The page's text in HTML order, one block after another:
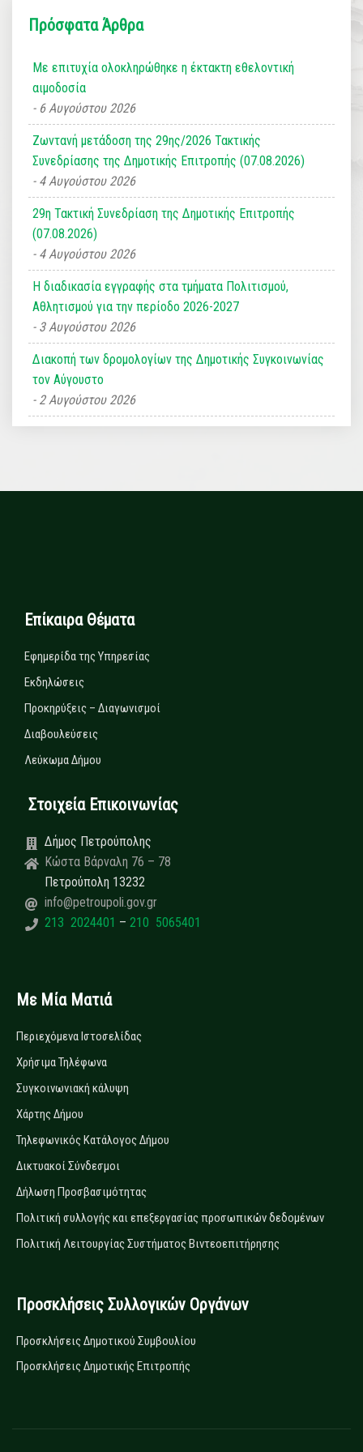
Πρόσφατα Άρθρα
Με επιτυχία ολοκληρώθηκε η έκτακτη εθελοντική
αιμοδοσία
6 Αυγούστου 2026
Ζωντανή μετάδοση της 29ης/2026 Τακτικής
Συνεδρίασης της Δημοτικής Επιτροπής (07.08.2026)
4 Αυγούστου 2026
29η Τακτική Συνεδρίαση της Δημοτικής Επιτροπής
(07.08.2026)
4 Αυγούστου 2026
Η διαδικασία εγγραφής στα τμήματα Πολιτισμού,
Αθλητισμού για την περίοδο 2026-2027
3 Αυγούστου 2026
Διακοπή των δρομολογίων της Δημοτικής Συγκοινωνίας
τον Αύγουστο
2 Αυγούστου 2026
Επίκαιρα Θέματα
Εφημερίδα της Υπηρεσίας
Εκδηλώσεις
Προκηρύξεις – Διαγωνισμοί
Διαβουλεύσεις
Λεύκωμα Δήμου
Στοιχεία Επικοινωνίας
Δήμος Πετρούπολης
Κώστα Βάρναλη 76 – 78
Πετρούπολη 13232
info@petroupoli.gov.gr
213 2024401 – 210 5065401
Με Μία Ματιά
Περιεχόμενα Ιστοσελίδας
Χρήσιμα Τηλέφωνα
Συγκοινωνιακή κάλυψη
Χάρτης Δήμου
Τηλεφωνικός Κατάλογος Δήμου
Δικτυακοί Σύνδεσμοι
Δήλωση Προσβασιμότητας
Πολιτική συλλογής και επεξεργασίας προσωπικών δεδομένων
Πολιτική Λειτουργίας Συστήματος Βιντεοεπιτήρησης
Προσκλήσεις Συλλογικών Οργάνων
Προσκλήσεις Δημοτικού Συμβουλίου
Προσκλήσεις Δημοτικής Επιτροπής